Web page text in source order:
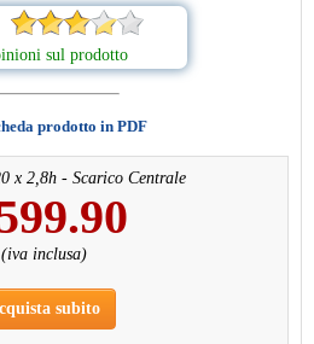
sul prodotto
prodotto in PDF
x 2,8h - Scarico Centrale
(iva inclusa)
subito